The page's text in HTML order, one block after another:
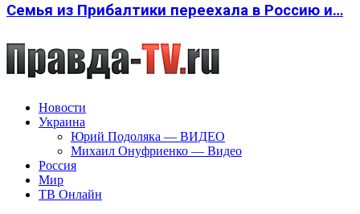
Семья из Прибалтики переехала в Россию и…
Новости
Украина
Юрий Подоляка — ВИДЕО
Михаил Онуфриенко — Видео
Россия
Мир
ТВ Онлайн